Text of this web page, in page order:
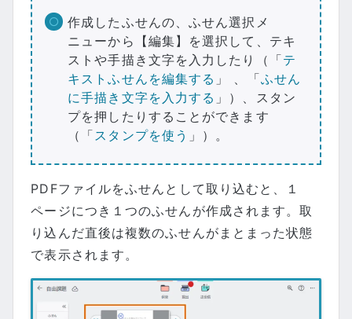
作成したふせんの、ふせん選択メ
ニューから【編集】を選択して、テキ
ストや手描き文字を入力したり（「テ
キストふせんを編集する 」 、「ふせん
に手描き文字を入力する 」）、スタン
プを押したりすることができます
（「スタンプを使う 」）。
PDFファイルをふせんとして取り込むと、１
ページにつき１つのふせんが作成されます。取
り込んだ直後は複数のふせんがまとまった状態
で表示されます。